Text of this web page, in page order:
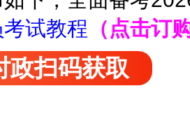
试教程 （点击订
政扫码获取